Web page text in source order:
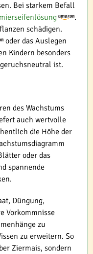
Bei starkem Befall
.
schädigen.
oder das Auslegen
Kindern besonders
ist.
des Wachstums
auch wertvolle
die Höhe der
oder das
spannende
Düngung,
Vorkommnisse
zu
zu erweitern. So
Ziermais, sondern